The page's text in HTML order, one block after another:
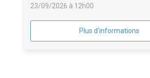
23/09/2026 à 12h00
Plus d'informations